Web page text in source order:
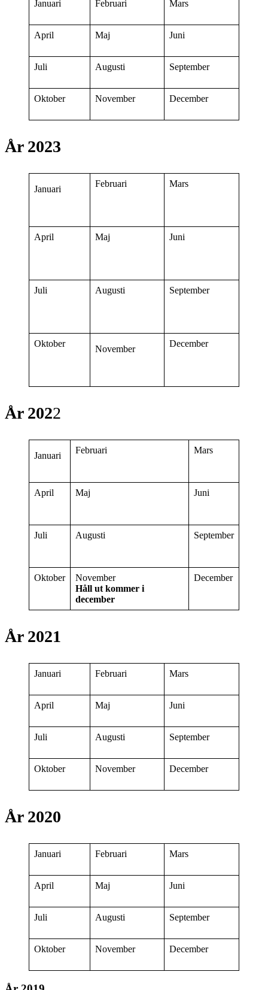
Januari Februari Mars
April Maj Juni
Juli Augusti September
Oktober November December
År 2023
Januari
Februari Mars
April Maj Juni
Juli Augusti September
Oktober
November
December
År 2022
Januari
Februari Mars
April Maj Juni
Juli Augusti September
Oktober
November
Håll ut kommer i
december
December
År 2021
Januari Februari Mars
April Maj Juni
Juli Augusti September
Oktober November December
År 2020
Januari Februari Mars
April Maj Juni
Juli Augusti September
Oktober November December